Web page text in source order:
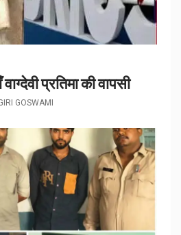
प्रतिमा की वापसी
GOSWAMI